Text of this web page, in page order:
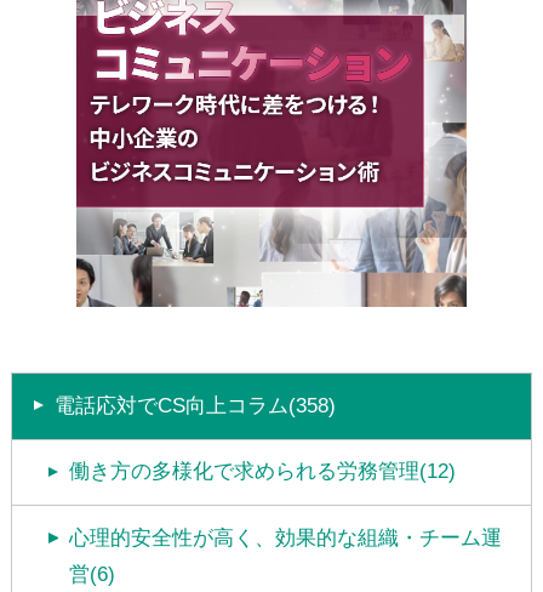
電話応対でCS向上コラム(358)
働き方の多様化で求められる労務管理(12)
心理的安全性が高く、効果的な組織・チーム運
営(6)